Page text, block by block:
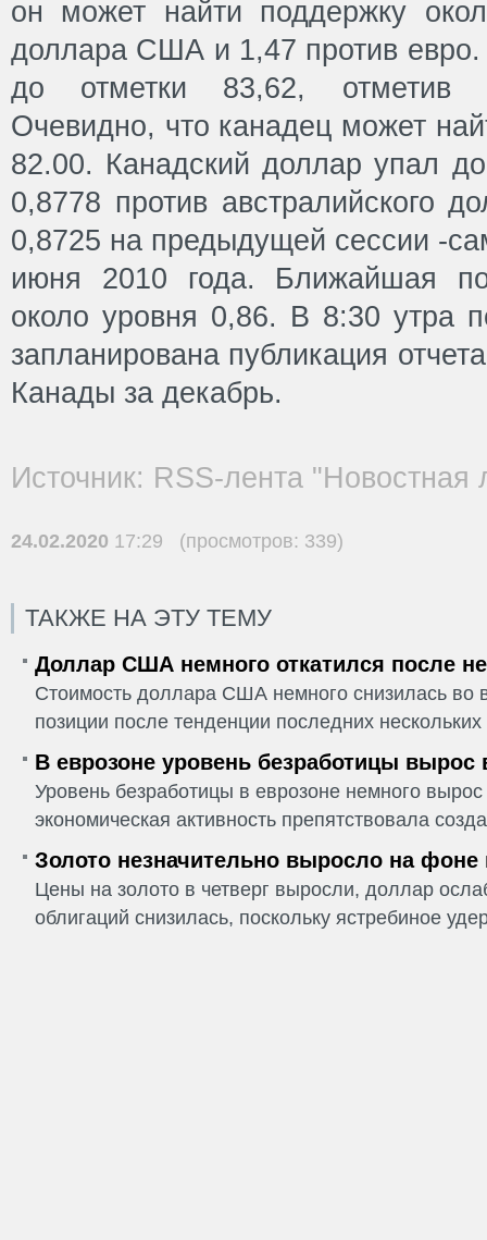
он может найти поддержку
доллара США и 1,47 против
до отметки 83,62, отметив
Очевидно, что канадец может
82.00. Канадский доллар упал
0,8778 против австралийского
0,8725 на предыдущей сессии -
июня 2010 года. Ближайшая
около уровня 0,86. В 8:30 утра
запланирована публикация
Канады за декабрь.
Источник: RSS-лента "Новостная
24.02.2020 17:29 (просмотров: 339)
ТАКЖЕ НА ЭТУ ТЕМУ
Доллар США немного откатился после
Стоимость доллара США немного снизилась во
позиции после тенденции последних
В еврозоне уровень безработицы вырос
Уровень безработицы в еврозоне немного
экономическая активность препятствовала
Золото незначительно выросло на фоне
Цены на золото в четверг выросли, доллар
облигаций снизилась, поскольку ястребиное